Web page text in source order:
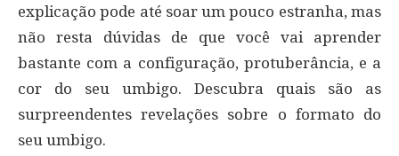
explicação pode até soar um pouco estranha, mas
não resta dúvidas de que você vai aprender
bastante com a configuração, protuberância, e a
cor do seu umbigo. Descubra quais são as
surpreendentes revelações sobre o formato do
seu umbigo.